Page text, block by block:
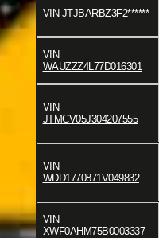
VIN JTJBARBZ3F2******
VIN
WAUZZZ4L77D016301
VIN
JTMCV05J304207555
VIN
WDD1770871V049832
VIN
XWF0AHM75B0003337